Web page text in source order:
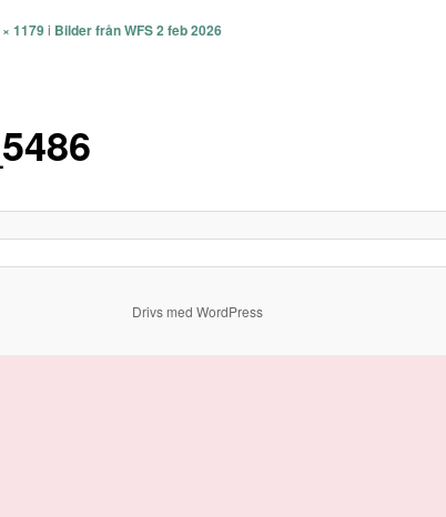
1179i Bilder från WFS 2 feb 2026
Drivs med WordPress